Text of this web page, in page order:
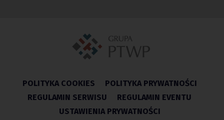
POLITYKA COOKIES
POLITYKA PRYWATNOŚCI
REGULAMIN SERWISU
REGULAMIN EVENTU
USTAWIENIA PRYWATNOŚCI